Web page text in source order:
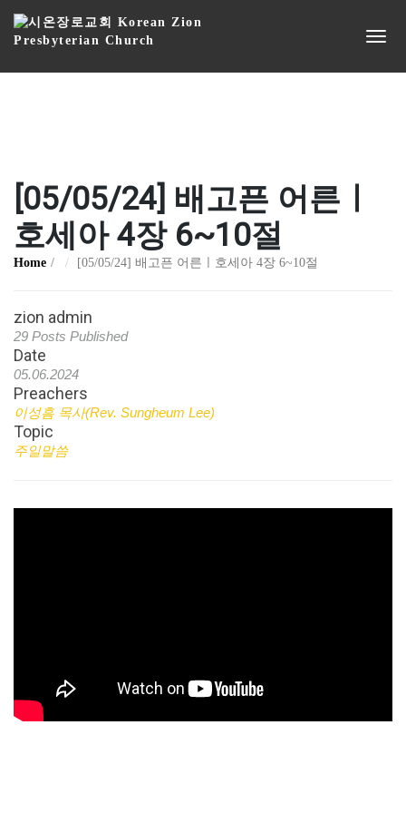
[05/05/24] 배고픈 어른ㅣ
호세아 4장 6~10절
Home [05/05/24] 배고픈 어른ㅣ호세아 4장 6~10절
zion admin
29 Posts Published
Date
05.06.2024
Preachers
이성흠 목사(Rev. Sungheum Lee)
Topic
주일말씀